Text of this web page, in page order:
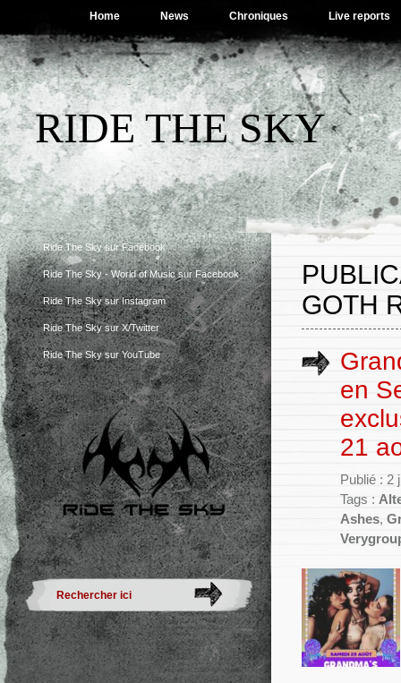
Home News Chroniques Live reports
RIDE THE SKY
Ride The Sky sur Facebook
Ride The Sky - World of Music sur Facebook
Ride The Sky sur Instagram
Ride The Sky sur X/Twitter
Ride The Sky sur YouTube
GOTH
en
21
Publié : 2
Tags :
Ashes,